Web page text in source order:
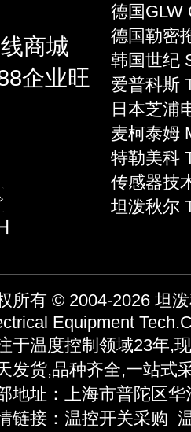
商城
企业旺
德国GLW
德国勒密
韩国世纪
爱普科斯
日本芝浦
麦柯泰姆
特勒美科
传感器技
坦泼秋尔
所有 © 2004-2026 坦
Equipment
于温度控制领域23年,
发货,品种齐全,一站式
地址：上海市普陀区
链接： 温控开关采购